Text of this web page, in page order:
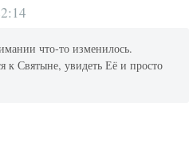
что-то изменилось.
к Святыне, увидеть Её и просто